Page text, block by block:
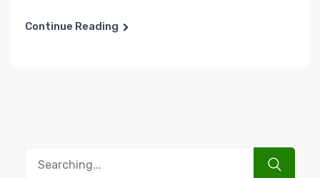
Continue Reading